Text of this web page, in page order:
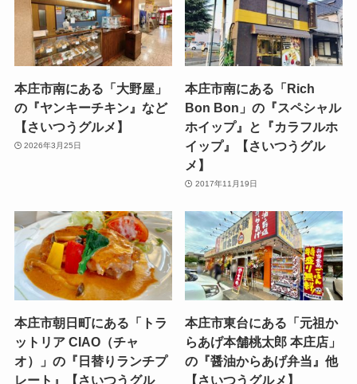
本庄市南にある「大野屋」
の『ヤンキーチキン』など
【さいつうグルメ】
2026年3月25日
本庄市南にある「Rich
Bon Bon」の『スペシャル
ホイップ』と『カラフルホ
イップ』【さいつうグル
メ】
2017年11月19日
本庄市朝日町にある「トラ
ットリア CIAO（チャ
オ）」の『日替りランチプ
レート』【さいつうグル
本庄市東台にある「元祖か
らあげ本舗桃太郎 本庄店」
の『醤油からあげ弁当』他
【さいつうグルメ】